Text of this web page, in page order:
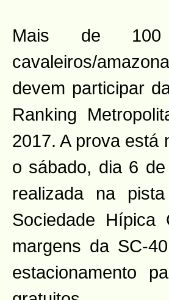
Mais de 100
cavaleiros/
devem participar
Ranking
2017. A prova está
o sábado, dia 6
realizada na
Sociedade Hípica
margens da SC-
estacionamento